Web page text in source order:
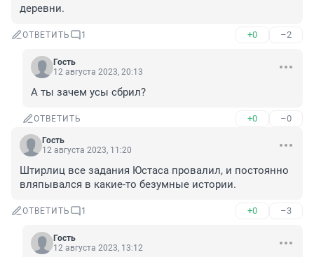
деревни.
ОТВЕТИТЬ 1 +0 –2
Гость
12 августа 2023, 20:13
А ты зачем усы сбрил?
ОТВЕТИТЬ +0 –0
Гость
12 августа 2023, 11:20
Штирлиц все задания Юстаса провалил, и постоянно
вляпывался в какие-то безумные истории.
ОТВЕТИТЬ 1 +0 –3
Гость
12 августа 2023, 13:12